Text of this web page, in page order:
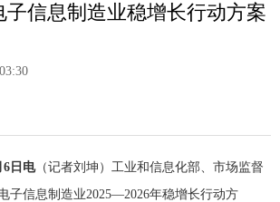
子信息制造业稳增长行动方案
6日电（记者刘坤）工业和信息化部、市场监督
子信息制造业2025—2026年稳增长行动方